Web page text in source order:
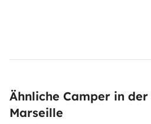
Ähnliche Camper in
Marseille